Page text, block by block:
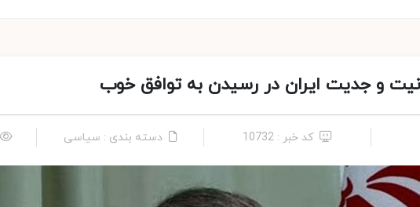
و جدیت ایران در رسیدن به توافق خوب
کد خبر : 10732 دسته بندی : سیاسی